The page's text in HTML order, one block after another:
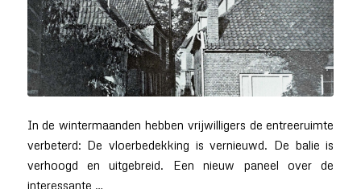
In de wintermaanden hebben vrijwilligers de entreeruimte
verbeterd: De vloerbedekking is vernieuwd. De balie is
verhoogd en uitgebreid. Een nieuw paneel over de
interessante …